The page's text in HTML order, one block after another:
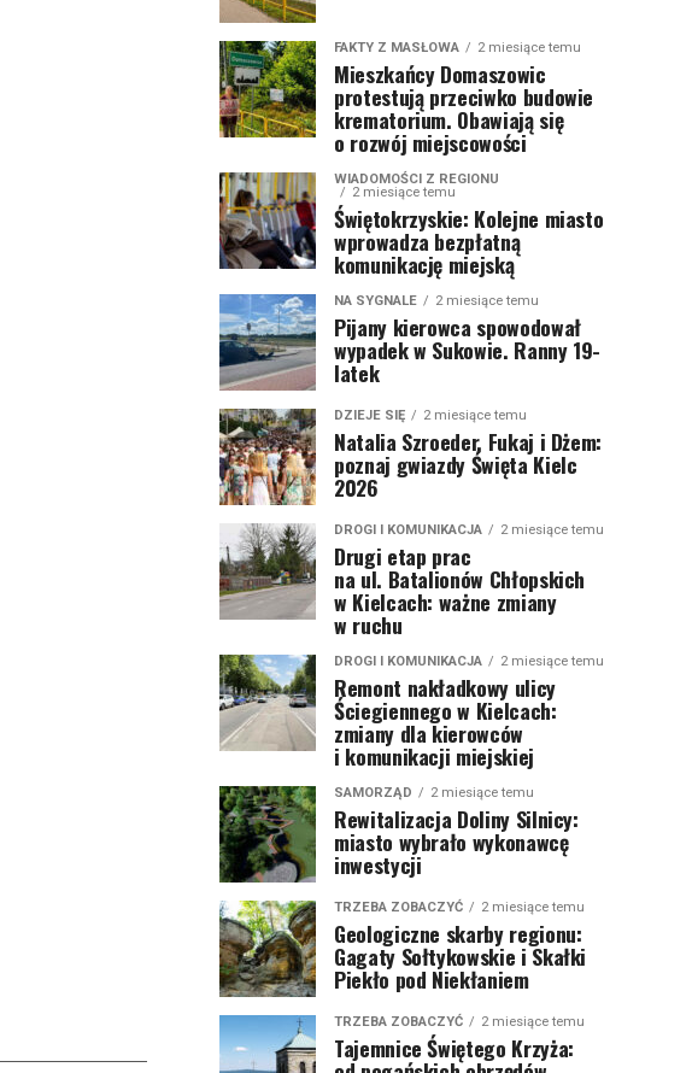
FAKTY Z MASŁOWA 2 miesiące temu
Mieszkańcy Domaszowic
protestują przeciwko budowie
krematorium. Obawiają się
o rozwój miejscowości
WIADOMOŚCI Z REGIONU
2 miesiące temu
Świętokrzyskie: Kolejne miasto
wprowadza bezpłatną
komunikację miejską
NA SYGNALE 2 miesiące temu
Pijany kierowca spowodował
wypadek w Sukowie. Ranny 19-
latek
DZIEJE SIĘ 2 miesiące temu
Natalia Szroeder, Fukaj i Dżem:
poznaj gwiazdy Święta Kielc
2026
DROGI I KOMUNIKACJA 2 miesiące temu
Drugi etap prac
na ul. Batalionów Chłopskich
w Kielcach: ważne zmiany
w ruchu
DROGI I KOMUNIKACJA 2 miesiące temu
Remont nakładkowy ulicy
Ściegiennego w Kielcach:
zmiany dla kierowców
i komunikacji miejskiej
SAMORZĄD 2 miesiące temu
Rewitalizacja Doliny Silnicy:
miasto wybrało wykonawcę
inwestycji
TRZEBA ZOBACZYĆ 2 miesiące temu
Geologiczne skarby regionu:
Gagaty Sołtykowskie i Skałki
Piekło pod Niekłaniem
TRZEBA ZOBACZYĆ 2 miesiące temu
Tajemnice Świętego Krzyża: